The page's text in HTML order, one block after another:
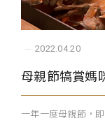
2022.04.20
母親節犒賞媽
一年一度母親節，